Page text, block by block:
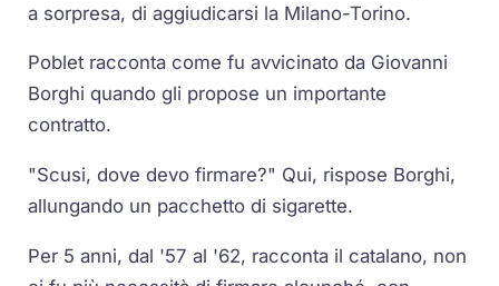
a sorpresa, di aggiudicarsi la Milano-Torino.
Poblet racconta come fu avvicinato da Giovanni
Borghi quando gli propose un importante
contratto.
"Scusi, dove devo firmare?" Qui, rispose Borghi,
allungando un pacchetto di sigarette.
Per 5 anni, dal '57 al '62, racconta il catalano, non